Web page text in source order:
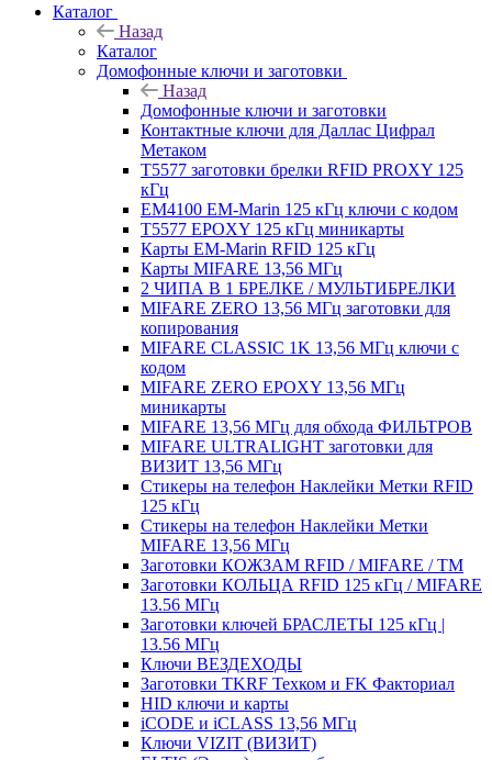
Каталог
Назад
Каталог
Домофонные ключи и заготовки
Назад
Домофонные ключи и заготовки
Контактные ключи для Даллас Цифрал
Метаком
T5577 заготовки брелки RFID PROXY 125
кГц
EM4100 EM-Marin 125 кГц ключи с кодом
T5577 EPOXY 125 кГц миникарты
Карты EM-Marin RFID 125 кГц
Карты MIFARE 13,56 МГц
2 ЧИПА В 1 БРЕЛКЕ / МУЛЬТИБРЕЛКИ
MIFARE ZERO 13,56 МГц заготовки для
копирования
MIFARE CLASSIC 1K 13,56 МГц ключи с
кодом
MIFARE ZERO EPOXY 13,56 МГц
миникарты
MIFARE 13,56 МГц для обхода ФИЛЬТРОВ
MIFARE ULTRALIGHT заготовки для
ВИЗИТ 13,56 МГц
Стикеры на телефон Наклейки Метки RFID
125 кГц
Стикеры на телефон Наклейки Метки
MIFARE 13,56 МГц
Заготовки КОЖЗАМ RFID / MIFARE / TM
Заготовки КОЛЬЦА RFID 125 кГц / MIFARE
13.56 МГц
Заготовки ключей БРАСЛЕТЫ 125 кГц |
13.56 МГц
Ключи ВЕЗДЕХОДЫ
Заготовки TKRF Техком и FK Факториал
HID ключи и карты
iCODE и iCLASS 13,56 МГц
Ключи VIZIT (ВИЗИТ)